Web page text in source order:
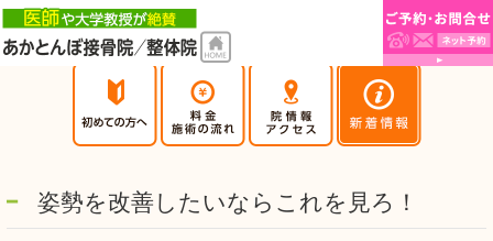
姿勢を改善したいならこれを見ろ！